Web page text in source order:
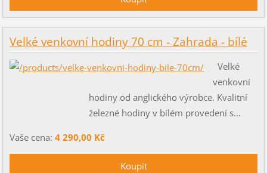
Velké venkovní hodiny 70 cm - Zahrada - bílé
Velké
venkovní
hodiny od anglického výrobce. Kvalitní
železné hodiny v bílém provedení s...
Vaše cena: 4 290,00 Kč